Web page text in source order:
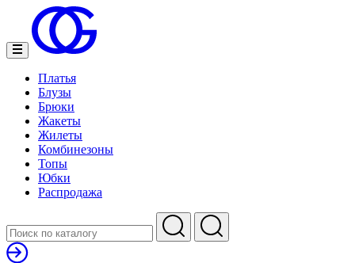
Платья
Блузы
Брюки
Жакеты
Жилеты
Комбинезоны
Топы
Юбки
Распродажа